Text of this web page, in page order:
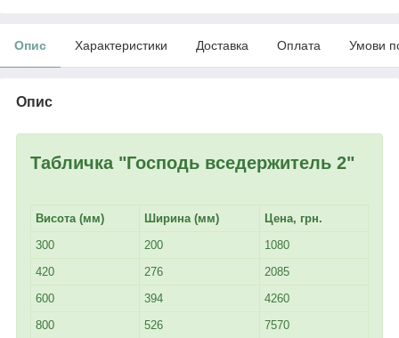
Опис Характеристики Доставка Оплата Умови
Опис
Табличка "Господь вседержитель 2"
Висота (мм) Ширина (мм)
Цена, грн.
300
200
1080
420
276
2085
600
394
4260
800
526
7570